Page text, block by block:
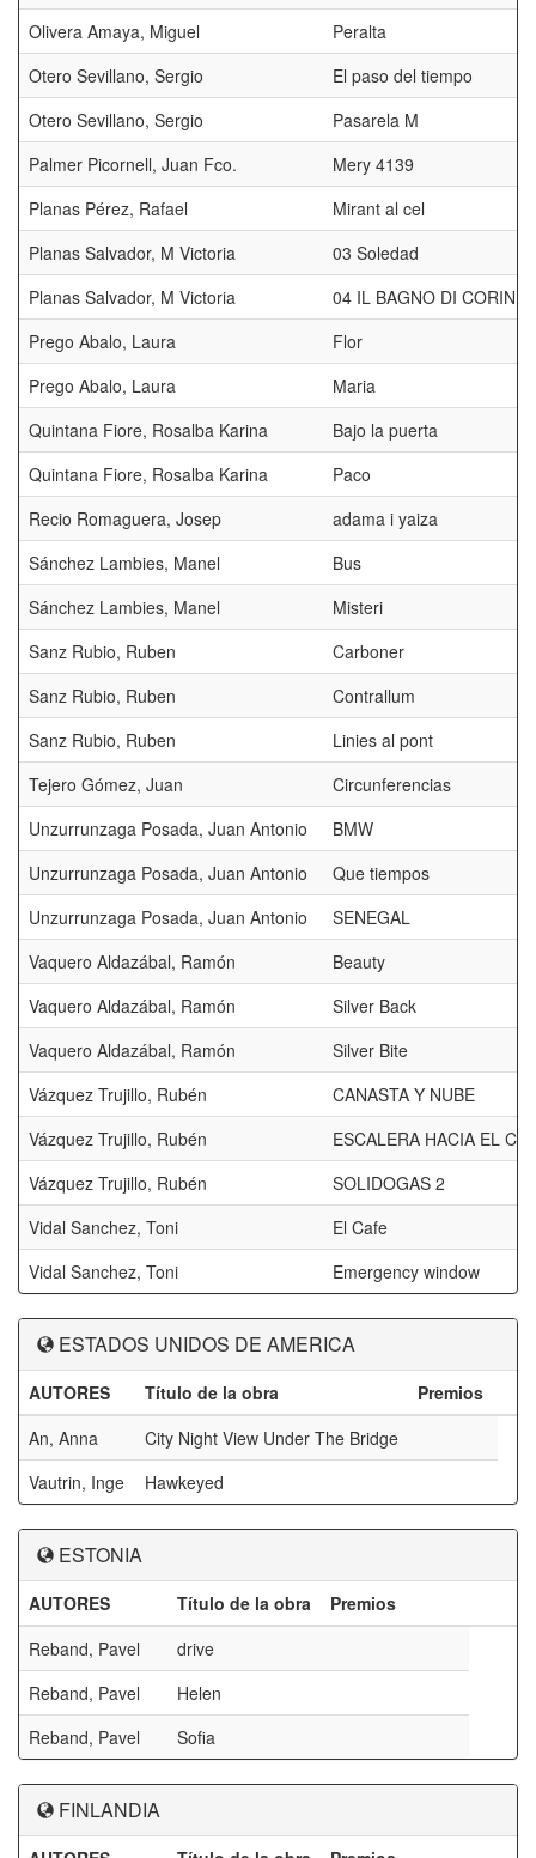
Olivera Amaya, Miguel
Peralta
Otero Sevillano, Sergio
El paso del tiempo
Otero Sevillano, Sergio
Pasarela M
Palmer Picornell, Juan Fco.
Mery 4139
Planas Pérez, Rafael
Mirant al cel
Planas Salvador, M Victoria
03 Soledad
Planas Salvador, M Victoria
04 IL BAGNO DI
Prego Abalo, Laura
Flor
Prego Abalo, Laura
Maria
Quintana Fiore, Rosalba Karina
Bajo la puerta
Quintana Fiore, Rosalba Karina
Paco
Recio Romaguera, Josep
adama i yaiza
Sánchez Lambies, Manel
Bus
Sánchez Lambies, Manel
Misteri
Sanz Rubio, Ruben
Carboner
Sanz Rubio, Ruben
Contrallum
Sanz Rubio, Ruben
Linies al pont
Tejero Gómez, Juan
Circunferencias
Unzurrunzaga Posada, Juan Antonio
BMW
Unzurrunzaga Posada, Juan Antonio
Que tiempos
Unzurrunzaga Posada, Juan Antonio
SENEGAL
Vaquero Aldazábal, Ramón
Beauty
Vaquero Aldazábal, Ramón
Silver Back
Vaquero Aldazábal, Ramón
Silver Bite
Vázquez Trujillo, Rubén
CANASTA Y NUBE
Vázquez Trujillo, Rubén
ESCALERA HACIA EL
Vázquez Trujillo, Rubén
SOLIDOGAS 2
Vidal Sanchez, Toni
El Cafe
Vidal Sanchez, Toni
Emergency window
ESTADOS UNIDOS DE AMERICA
AUTORES Título de la obra
Premios
An, Anna
City Night View Under The Bridge
Vautrin, Inge
Hawkeyed
ESTONIA
AUTORES Título de la obra
Premios
Reband, Pavel
drive
Reband, Pavel
Helen
Reband, Pavel
Sofia
FINLANDIA